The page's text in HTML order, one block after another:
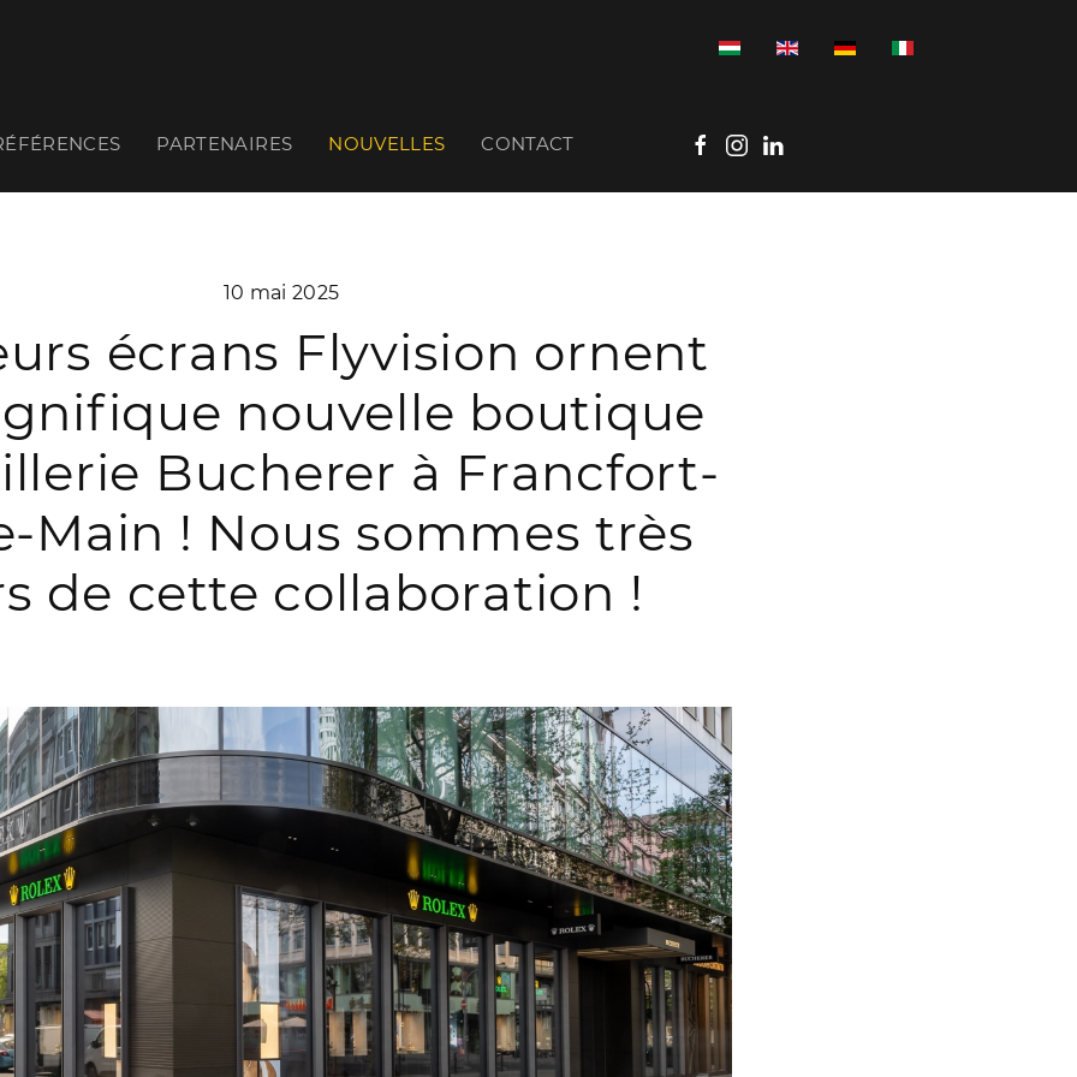
PARTENAIRES NOUVELLES CONTACT
10 mai 2025
écrans Flyvision ornent
nouvelle boutique
Bucherer à Francfort-
Main ! Nous sommes très
de cette collaboration !